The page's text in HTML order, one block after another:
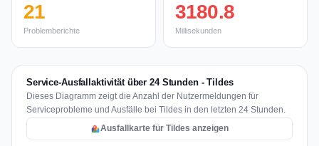
21
Problemberichte
3180.8
Millisekunden
Service-Ausfallaktivität über 24 Stunden - Tildes
Dieses Diagramm zeigt die Anzahl der Nutzermeldungen für
Serviceprobleme und Ausfälle bei Tildes in den letzten 24 Stunden.
Ausfallkarte für Tildes anzeigen